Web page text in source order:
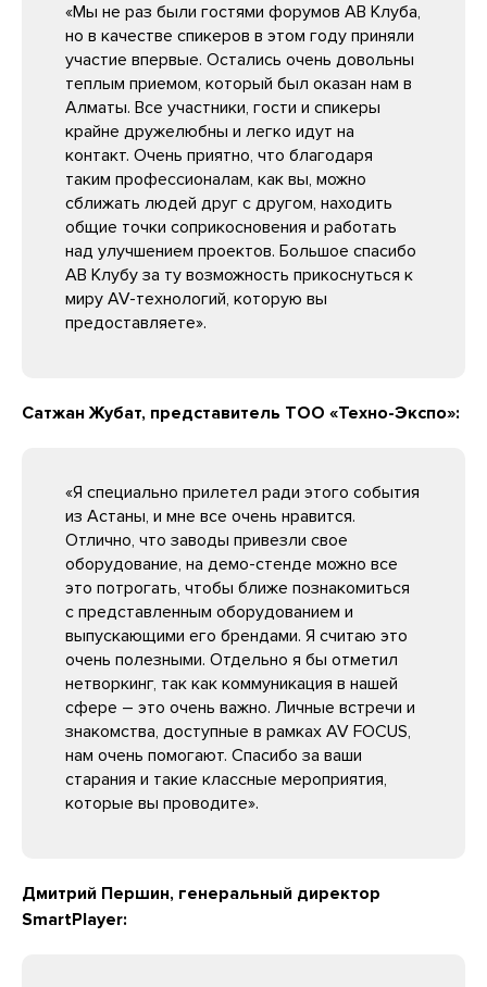
«Мы не раз были гостями форумов АВ Клуба,
но в качестве спикеров в этом году приняли
участие впервые. Остались очень довольны
теплым приемом, который был оказан нам в
Алматы. Все участники, гости и спикеры
крайне дружелюбны и легко идут на
контакт. Очень приятно, что благодаря
таким профессионалам, как вы, можно
сближать людей друг с другом, находить
общие точки соприкосновения и работать
над улучшением проектов. Большое спасибо
АВ Клубу за ту возможность прикоснуться к
миру AV-технологий, которую вы
предоставляете».
Сатжан Жубат, представитель ТОО «Техно-Экспо»:
«Я специально прилетел ради этого события
из Астаны, и мне все очень нравится.
Отлично, что заводы привезли свое
оборудование, на демо-стенде можно все
это потрогать, чтобы ближе познакомиться
с представленным оборудованием и
выпускающими его брендами. Я считаю это
очень полезными. Отдельно я бы отметил
нетворкинг, так как коммуникация в нашей
сфере – это очень важно. Личные встречи и
знакомства, доступные в рамках AV FOCUS,
нам очень помогают. Спасибо за ваши
старания и такие классные мероприятия,
которые вы проводите».
Дмитрий Першин, генеральный директор
SmartPlayer: